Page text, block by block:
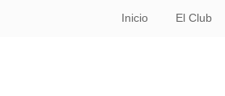
Inicio El Club